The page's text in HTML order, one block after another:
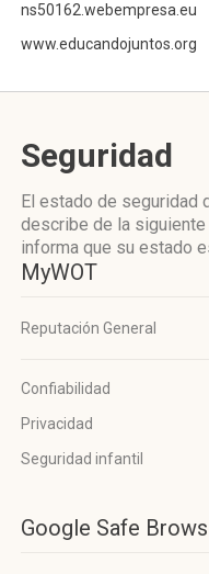
ns50162.webempresa.eu
www.educandojuntos.org
Seguridad
El estado de seguridad
describe de la siguiente
informa que su estado
MyWOT
Reputación General
Confiabilidad
Privacidad
Seguridad infantil
Google Safe